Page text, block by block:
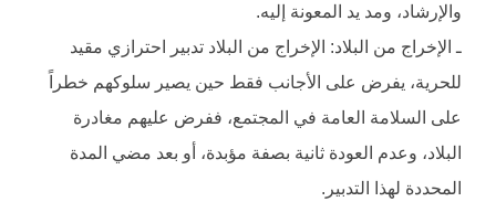
والإرشاد، ومد يد المعونة إليه.
ـ الإخراج من البلاد: الإخراج من البلاد تدبير احترازي مقيد
للحرية، يفرض على الأجانب فقط حين يصير سلوكهم خطراً
على السلامة العامة في المجتمع، ففرض عليهم مغادرة
البلاد، وعدم العودة ثانية بصفة مؤبدة، أو بعد مضي المدة
المحددة لهذا التدبير.